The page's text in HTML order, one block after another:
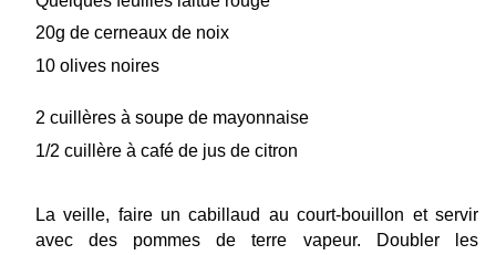
20g de cerneaux de noix
10 olives noires
2 cuillères à soupe de mayonnaise
1/2 cuillère à café de jus de citron
La veille, faire un cabillaud au court-bouillon et servir
avec des pommes de terre vapeur. Doubler les